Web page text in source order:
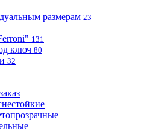
размерам 23
131
ключ 80
32